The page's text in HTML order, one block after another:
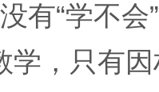
没有“学不
学，只有